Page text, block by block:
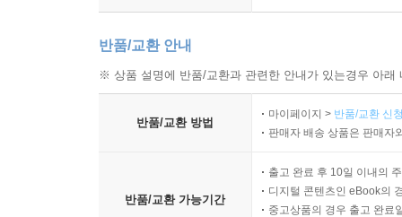
반품/교환 안내
※ 상품 설명에 반품/교환과 관련한 안내가 있는경우 아
반품/교환 방법
마이페이지 > 반품/교환 신
판매자 배송 상품은 판매자
반품/교환 가능기간
출고 완료 후 10일 이내의
디지털 콘텐츠인 eBook의
중고상품의 경우 출고 완료